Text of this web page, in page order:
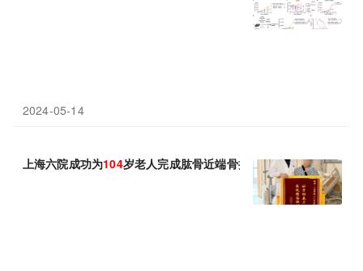
2024-05-14
上海六院成功为104岁老人完成肱骨近端骨折手术